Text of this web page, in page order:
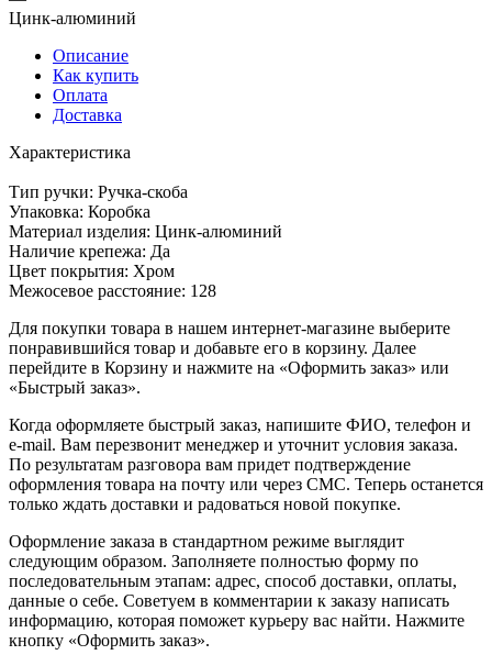
Цинк-алюминий
Описание
Как купить
Оплата
Доставка
Характеристика
Тип ручки: Ручка-скоба
Упаковка: Коробка
Материал изделия: Цинк-алюминий
Наличие крепежа: Да
Цвет покрытия: Хром
Межосевое расстояние: 128
Для покупки товара в нашем интернет-магазине выберите
понравившийся товар и добавьте его в корзину. Далее
перейдите в Корзину и нажмите на «Оформить заказ» или
«Быстрый заказ».
Когда оформляете быстрый заказ, напишите ФИО, телефон и
e-mail. Вам перезвонит менеджер и уточнит условия заказа.
По результатам разговора вам придет подтверждение
оформления товара на почту или через СМС. Теперь останется
только ждать доставки и радоваться новой покупке.
Оформление заказа в стандартном режиме выглядит
следующим образом. Заполняете полностью форму по
последовательным этапам: адрес, способ доставки, оплаты,
данные о себе. Советуем в комментарии к заказу написать
информацию, которая поможет курьеру вас найти. Нажмите
кнопку «Оформить заказ».